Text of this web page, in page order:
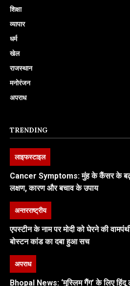
शिक्षा
व्यापार
धर्म
खेल
राजस्थान
मनोरंजन
अपराध
TRENDING
लाइफस्टाइल
Cancer Symptoms: मुंह के कैंसर के
लक्षण, कारण और बचाव के उपाय
अन्तरराष्ट्रीय
एपस्टीन के नाम पर मोदी को घेरने की
बोस्टन कांड का दबा हुआ सच
अपराध
Bhopal News: ‘मुस्लिम गैंग’ के लिए हिंदू